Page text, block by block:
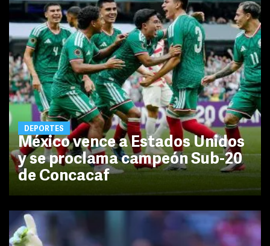
DEPORTES
México vence a Estados Unidos
y se proclama campeón Sub-20
de Concacaf